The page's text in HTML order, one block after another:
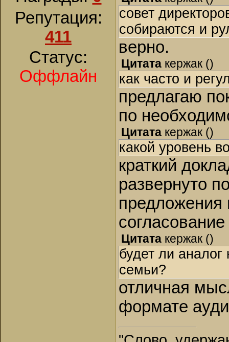
Репутация:
411
Статус:
Оффлайн
совет
собираются и
верно.
Цитата кержак ()
как часто и
предлагаю
по
Цитата кержак ()
какой уровень
краткий
развернуто
Цитата кержак ()
будет ли
семьи?
отличная
формате